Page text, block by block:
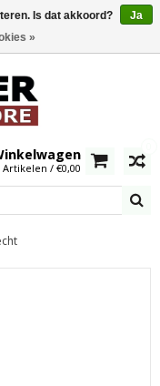
Artikelen / €0,00
Is dat akkoord?
Ja
»